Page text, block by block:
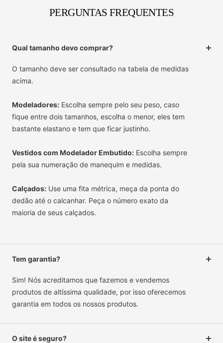
PERGUNTAS FREQUENTES
Qual tamanho devo comprar?
O tamanho deve ser consultado na tabela de medidas
acima.
Modeladores: Escolha sempre pelo seu peso, caso
fique entre dois tamanhos, escolha o menor, eles tem
bastante elastano e tem que ficar justinho.
Vestidos com Modelador Embutido: Escolha sempre
pela sua numeração de manequim e medidas.
Calçados: Use uma fita métrica, meça da ponta do
dedão até o calcanhar. Peça o número exato da
maioria de seus calçados.
Tem garantia?
Sim! Nós acreditamos que fazemos e vendemos
produtos de altíssima qualidade, por isso oferecemos
garantia em todos os nossos produtos.
O site é seguro?